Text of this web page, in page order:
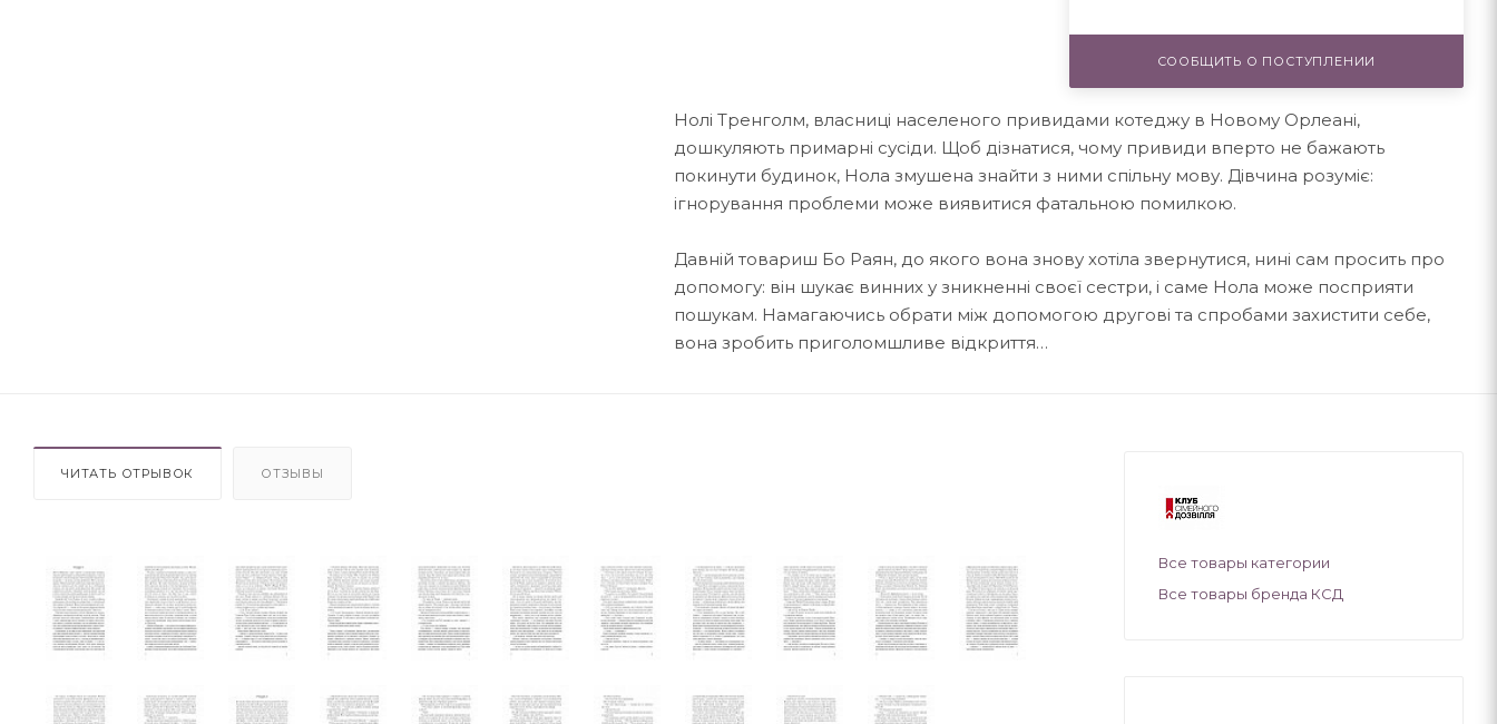
СООБЩИТЬ О ПОСТУПЛЕНИИ
Нолі Тренголм, власниці населеного привидами котеджу в Новому Орлеані,
дошкуляють примарні сусіди. Щоб дізнатися, чому привиди вперто не бажають
покинути будинок, Нола змушена знайти з ними спільну мову. Дівчина розуміє:
ігнорування проблеми може виявитися фатальною помилкою.
Давній товариш Бо Раян, до якого вона знову хотіла звернутися, нині сам просить про
допомогу: він шукає винних у зникненні своєї сестри, і саме Нола може посприяти
пошукам. Намагаючись обрати між допомогою другові та спробами захистити себе,
вона зробить приголомшливе відкриття…
ЧИТАТЬ ОТРЫВОК ОТЗЫВЫ
Все товары категории
Все товары бренда КСД